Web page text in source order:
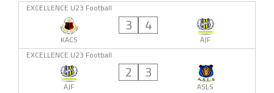
EXCELLENCE U23 Football
KACS
3 4
AJF
EXCELLENCE U23 Football
AJF
2 3
ASLS